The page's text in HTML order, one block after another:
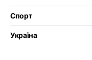
Спорт
Україна